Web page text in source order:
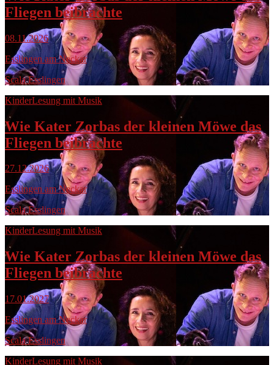
Fliegen beibrachte
08.11.2026
Esslingen am Neckar
Scala Esslingen
KinderLesung mit Musik
Wie Kater Zorbas der kleinen Möwe das
Fliegen beibrachte
27.12.2026
Esslingen am Neckar
Scala Esslingen
KinderLesung mit Musik
Wie Kater Zorbas der kleinen Möwe das
Fliegen beibrachte
17.01.2027
Esslingen am Neckar
Scala Esslingen
KinderLesung mit Musik